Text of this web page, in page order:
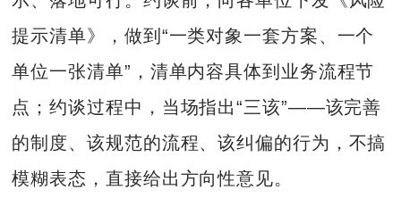
提示清单》，做到“一类对象一套方案、一个
单位一张清单”，清单内容具体到业务流程节
点；约谈过程中，当场指出“三该”——该完善
的制度、该规范的流程、该纠偏的行为，不搞
模糊表态，直接给出方向性意见。